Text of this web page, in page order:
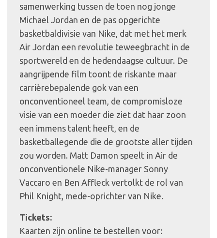
samenwerking tussen de toen nog jonge
Michael Jordan en de pas opgerichte
basketbaldivisie van Nike, dat met het merk
Air Jordan een revolutie teweegbracht in de
sportwereld en de hedendaagse cultuur. De
aangrijpende film toont de riskante maar
carrièrebepalende gok van een
onconventioneel team, de compromisloze
visie van een moeder die ziet dat haar zoon
een immens talent heeft, en de
basketballegende die de grootste aller tijden
zou worden. Matt Damon speelt in Air de
onconventionele Nike-manager Sonny
Vaccaro en Ben Affleck vertolkt de rol van
Phil Knight, mede-oprichter van Nike.
Tickets:
Kaarten zijn online te bestellen voor: